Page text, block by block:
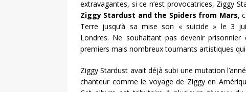
extravagantes, si ce n’est provocatrices, Ziggy
Ziggy Stardust and the Spiders from Mars,
Terre jusqu’à sa mise son « suicide » le 3
Londres. Ne souhaitant pas devenir
premiers mais nombreux tournants artistiques
Ziggy Stardust avait déjà subi une mutation
chanteur comme le voyage de Ziggy en